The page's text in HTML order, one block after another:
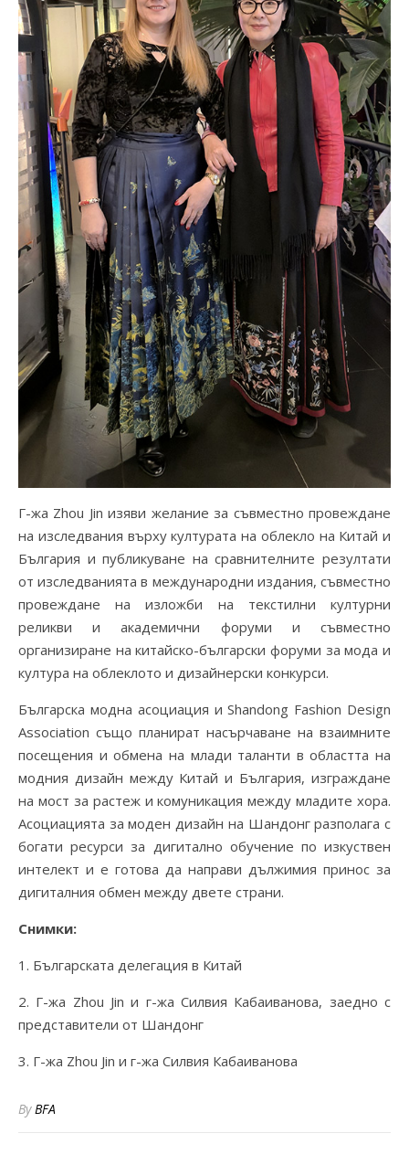
Г-жа Zhou Jin изяви желание за съвместно провеждане
на изследвания върху културата на облекло на Китай и
България и публикуване на сравнителните резултати
от изследванията в международни издания, съвместно
провеждане на изложби на текстилни културни
реликви и академични форуми и съвместно
организиране на китайско-български форуми за мода и
култура на облеклото и дизайнерски конкурси.
Българска модна асоциация и Shandong Fashion Design
Association също планират насърчаване на взаимните
посещения и обмена на млади таланти в областта на
модния дизайн между Китай и България, изграждане
на мост за растеж и комуникация между младите хора.
Асоциацията за моден дизайн на Шандонг разполага с
богати ресурси за дигитално обучение по изкуствен
интелект и е готова да направи дължимия принос за
дигиталния обмен между двете страни.
Снимки:
1. Българската делегация в Китай
2. Г-жа Zhou Jin и г-жа Силвия Кабаиванова, заедно с
представители от Шандонг
3. Г-жа Zhou Jin и г-жа Силвия Кабаиванова
ByBFA